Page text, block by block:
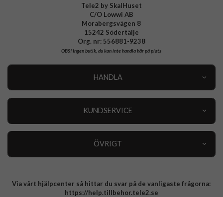
Tele2 by SkalHuset
C/O Lowwi AB
Morabergsvägen 8
15242 Södertälje
Org. nr: 556881-9238
OBS!Ingen butik, du kan inte handla här på plats
HANDLA
KUNDSERVICE
ÖVRIGT
Integritetspolicy
Via vårt hjälpcenter så hittar du svar på de vanligaste frågorna:
https://help.tillbehor.tele2.se